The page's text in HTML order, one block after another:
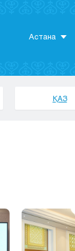
Астана
Актобе
Павлодар
Петропавловск
Семей
ҚАЗ